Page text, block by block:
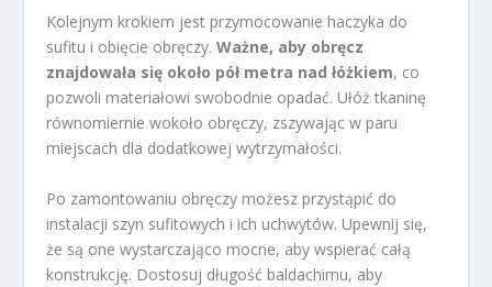
Kolejnym krokiem jest przymocowanie haczyka do
sufitu i obięcie obręczy.Ważne, aby obręcz
znajdowała się około pół metra nad łóżkiem, co
pozwoli materiałowi swobodnie opadać. Ułóż tkaninę
równomiernie wokoło obręczy, zszywając w paru
miejscach dla dodatkowej wytrzymałości.
Po zamontowaniu obręczy możesz przystąpić do
instalacji szyn sufitowych i ich uchwytów. Upewnij się,
że są one wystarczająco mocne, aby wspierać całą
konstrukcję. Dostosuj długość baldachimu, aby